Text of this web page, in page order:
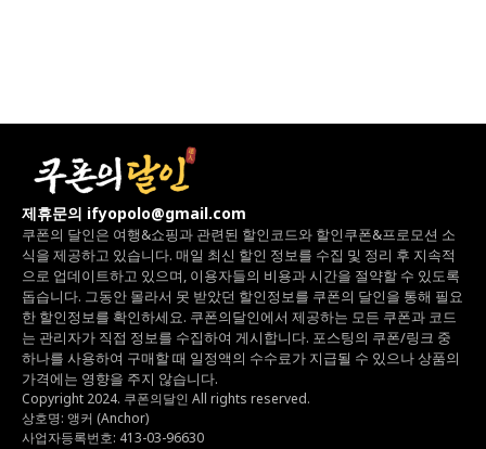
제휴문의 ifyopolo@gmail.com
쿠폰의 달인은 여행&쇼핑과 관련된 할인코드와 할인쿠폰&프로모션 소
식을 제공하고 있습니다. 매일 최신 할인 정보를 수집 및 정리 후 지속적
으로 업데이트하고 있으며, 이용자들의 비용과 시간을 절약할 수 있도록
돕습니다. 그동안 몰라서 못 받았던 할인정보를 쿠폰의 달인을 통해 필요
한 할인정보를 확인하세요. 쿠폰의달인에서 제공하는 모든 쿠폰과 코드
는 관리자가 직접 정보를 수집하여 게시합니다. 포스팅의 쿠폰/링크 중
하나를 사용하여 구매할 때 일정액의 수수료가 지급될 수 있으나상품의
가격에는 영향을 주지 않습니다.
Copyright 2024. 쿠폰의달인 All rights reserved.
상호명: 앵커 (Anchor)
사업자등록번호: 413-03-96630